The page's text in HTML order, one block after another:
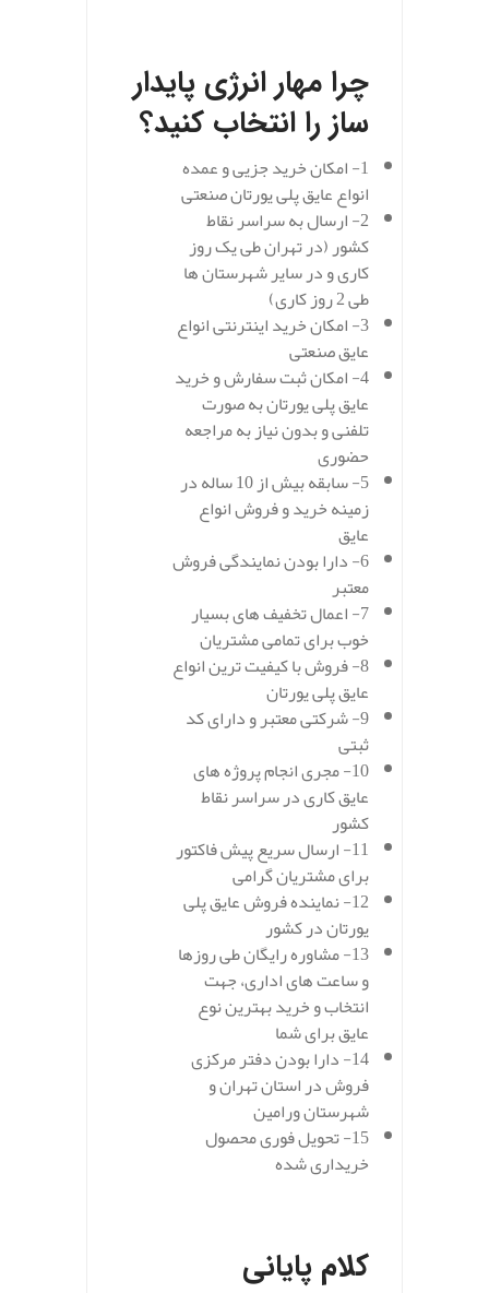
چرا مهار انرژی پایدار
ساز را انتخاب کنید؟
1- امکان خرید جزیی و عمده
انواع عایق پلی یورتان صنعتی
2- ارسال به سراسر نقاط
کشور (در تهران طی یک روز
کاری و در سایر شهرستان ها
طی 2 روز کاری)
3- امکان خرید اینترنتی انواع
عایق صنعتی
4- امکان ثبت سفارش و خرید
عایق پلی یورتان به صورت
تلفنی و بدون نیاز به مراجعه
حضوری
5- سابقه بیش از 10 ساله در
زمینه خرید و فروش انواع
عایق
6- دارا بودن نمایندگی فروش
معتبر
7- اعمال تخفیف های بسیار
خوب برای تمامی مشتریان
8- فروش با کیفیت ترین انواع
عایق پلی یورتان
9- شرکتی معتبر و دارای کد
ثبتی
10- مجری انجام پروژه های
عایق کاری در سراسر نقاط
کشور
11- ارسال سریع پیش فاکتور
برای مشتریان گرامی
12- نماینده فروش عایق پلی
یورتان در کشور
13- مشاوره رایگان طی روزها
و ساعت های اداری، جهت
انتخاب و خرید بهترین نوع
عایق برای شما
14- دارا بودن دفتر مرکزی
فروش در استان تهران و
شهرستان ورامین
15- تحویل فوری محصول
خریداری شده
کلام پایانی